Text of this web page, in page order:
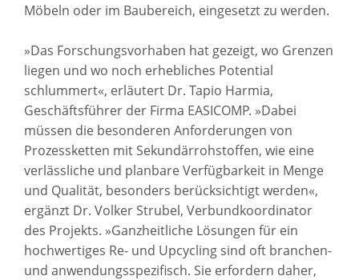
Möbeln oder im Baubereich, eingesetzt zu werden.
»Das Forschungsvorhaben hat gezeigt, wo Grenzen
liegen und wo noch erhebliches Potential
schlummert«, erläutert Dr. Tapio Harmia,
Geschäftsführer der Firma EASICOMP. »Dabei
müssen die besonderen Anforderungen von
Prozessketten mit Sekundärrohstoffen, wie eine
verlässliche und planbare Verfügbarkeit in Menge
und Qualität, besonders berücksichtigt werden«,
ergänzt Dr. Volker Strubel, Verbundkoordinator
des Projekts. »Ganzheitliche Lösungen für ein
hochwertiges Re- und Upcycling sind oft branchen-
und anwendungsspezifisch. Sie erfordern daher,